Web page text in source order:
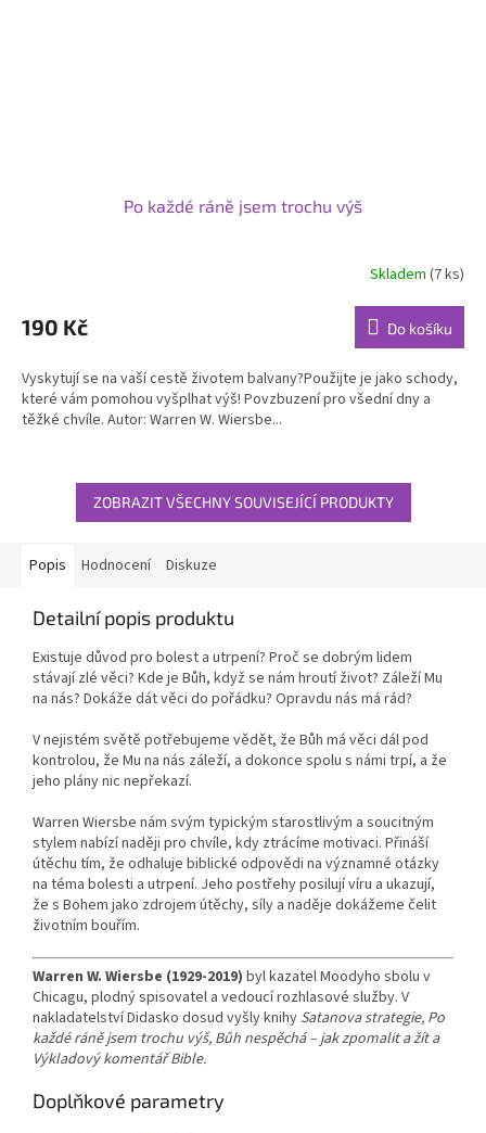
Po každé ráně jsem trochu výš
produktu
je
z
5
hvězdiček.
Skladem(7 ks)
190 Kč Do košíku
Vyskytují se na vaší cestě životem balvany?Použijte je jako schody,
které vám pomohou vyšplhat výš! Povzbuzení pro všední dny a
těžké chvíle. Autor: Warren W. Wiersbe...
ZOBRAZIT VŠECHNY SOUVISEJÍCÍ PRODUKTY
Popis Hodnocení Diskuze
Detailní popis produktu
Existuje důvod pro bolest a utrpení? Proč se dobrým lidem
stávají zlé věci? Kde je Bůh, když se nám hroutí život? Záleží Mu
na nás? Dokáže dát věci do pořádku? Opravdu nás má rád?
V nejistém světě potřebujeme vědět, že Bůh má věci dál pod
kontrolou, že Mu na nás záleží, a dokonce spolu s námi trpí, a že
jeho plány nic nepřekazí.
Warren Wiersbe nám svým typickým starostlivým a soucitným
stylem nabízí naději pro chvíle, kdy ztrácíme motivaci. Přináší
útěchu tím, že odhaluje biblické odpovědi na významné otázky
na téma bolesti a utrpení. Jeho postřehy posilují víru a ukazují,
že s Bohem jako zdrojem útěchy, síly a naděje dokážeme čelit
životním bouřím.
Warren W. Wiersbe (1929-2019) byl kazatel Moodyho sbolu v
Chicagu, plodný spisovatel a vedoucí rozhlasové služby. V
nakladatelství Didasko dosud vyšly knihy Satanova strategie, Po
každé ráně jsem trochu výš, Bůh nespěchá – jak zpomalit a žít a
Výkladový komentář Bible.
Doplňkové parametry